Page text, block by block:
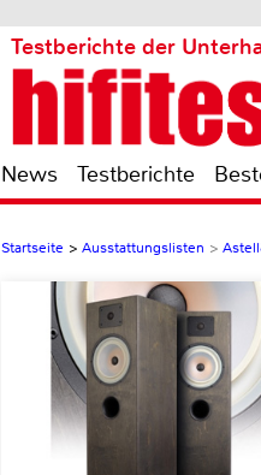
Testberichte der
News Testberichte
Startseite > Ausstattungslisten >